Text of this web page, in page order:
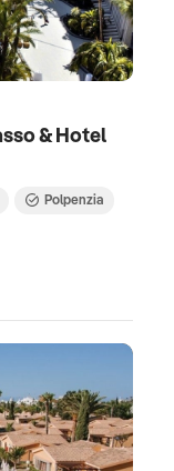
& Hotel
Polpenzia